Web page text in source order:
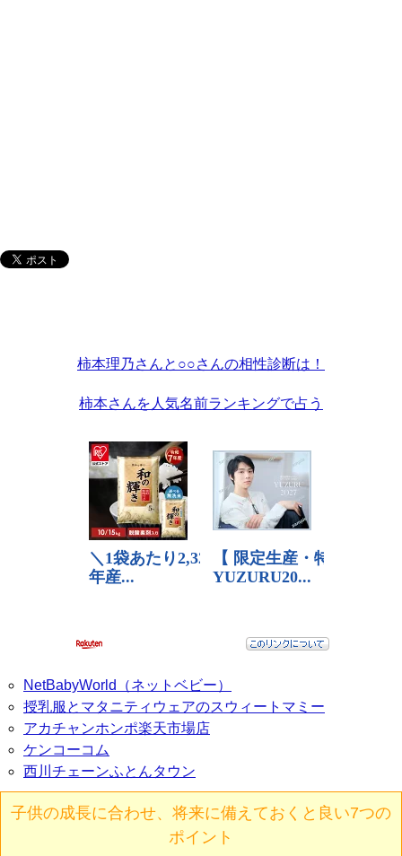
柿本理乃さんと○○さんの相性診断は！
柿本さんを人気名前ランキングで占う
NetBabyWorld（ネットベビー）
授乳服とマタニティウェアのスウィートマミー
アカチャンホンポ楽天市場店
ケンコーコム
西川チェーンふとんタウン
子供の成長に合わせ、将来に備えておくと良い7つの
ポイント